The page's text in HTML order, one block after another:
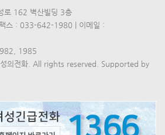
로 162 벽산빌딩 3층
스 : 033-642-1980 | 이메일 :
1985
의전화. All rights reserved. Supported by